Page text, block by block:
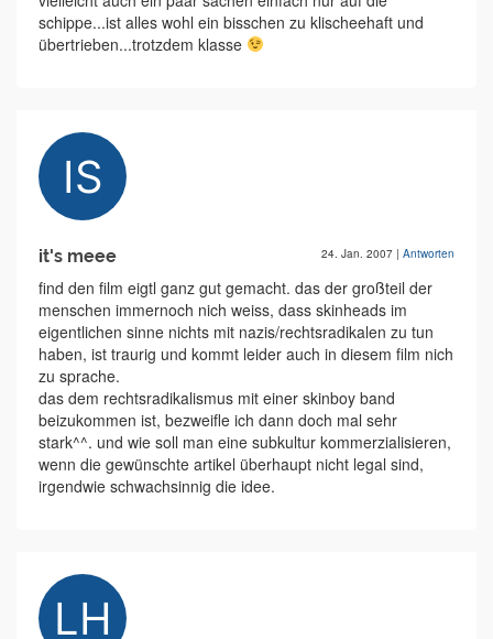
schippe...ist alles wohl ein bisschen zu klischeehaft und
übertrieben...trotzdem klasse
it's meee 24. Jan. 2007 | Antworten
find den film eigtl ganz gut gemacht. das der großteil der
menschen immernoch nich weiss, dass skinheads im
eigentlichen sinne nichts mit nazis/rechtsradikalen zu tun
haben, ist traurig und kommt leider auch in diesem film nich
zu sprache.
das dem rechtsradikalismus mit einer skinboy band
beizukommen ist, bezweifle ich dann doch mal sehr
stark^^. und wie soll man eine subkultur kommerzialisieren,
wenn die gewünschte artikel überhaupt nicht legal sind,
irgendwie schwachsinnig die idee.